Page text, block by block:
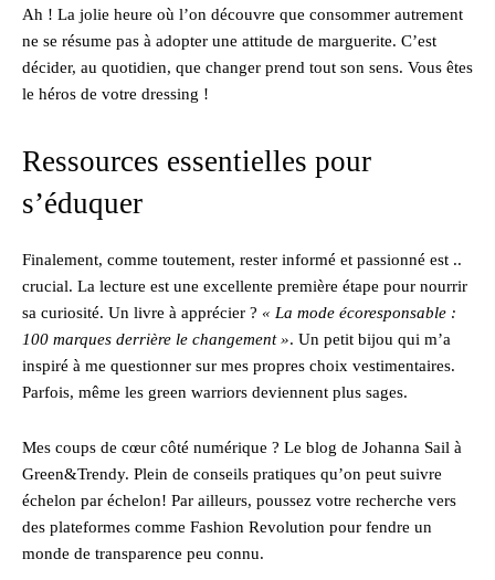
Ah ! La jolie heure où l’on découvre que consommer autrement
ne se résume pas à adopter une attitude de marguerite. C’est
décider, au quotidien, que changer prend tout son sens. Vous êtes
le héros de votre dressing !
Ressources essentielles pour
s’éduquer
Finalement, comme toutement, rester informé et passionné est ..
crucial. La lecture est une excellente première étape pour nourrir
sa curiosité. Un livre à apprécier ? « La mode écoresponsable :
100 marques derrière le changement ». Un petit bijou qui m’a
inspiré à me questionner sur mes propres choix vestimentaires.
Parfois, même les green warriors deviennent plus sages.
Mes coups de cœur côté numérique ? Le blog de Johanna Sail à
Green&Trendy. Plein de conseils pratiques qu’on peut suivre
échelon par échelon! Par ailleurs, poussez votre recherche vers
des plateformes comme Fashion Revolution pour fendre un
monde de transparence peu connu.